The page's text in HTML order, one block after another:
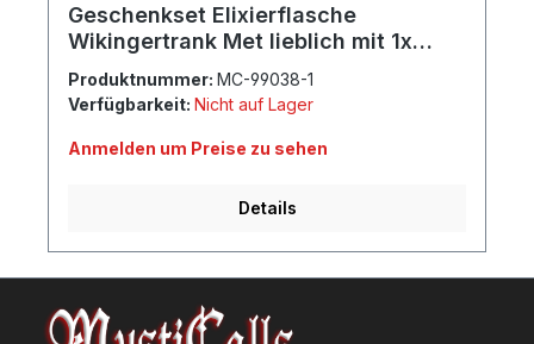
Geschenkset Elixierflasche
Wikingertrank Met lieblich mit 1x
Kelch und Gravur
Produktnummer: MC-99038-1
Verfügbarkeit: Nicht auf Lager
Anmelden um Preise zu sehen
Details